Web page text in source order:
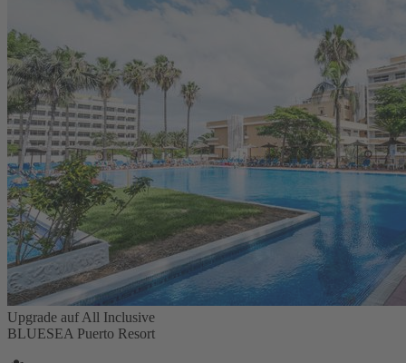
Upgrade auf All Inclusive
BLUESEA Puerto Resort